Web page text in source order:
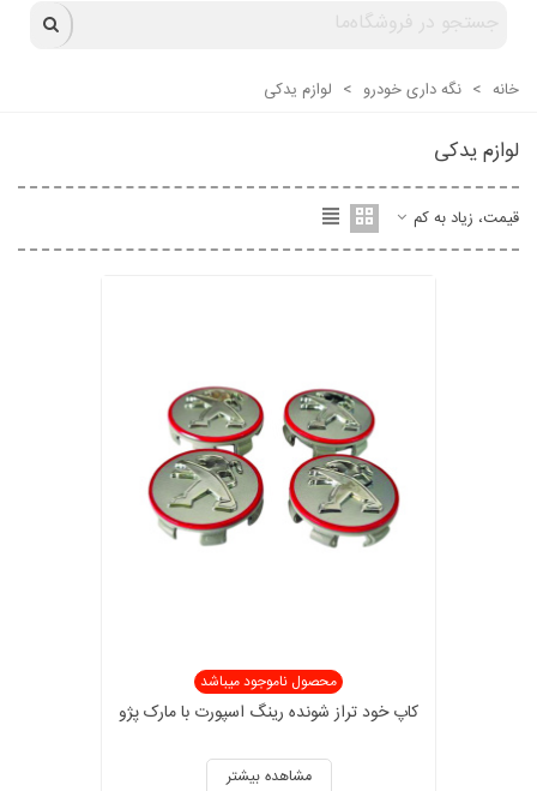
خانه > نگه داری خودرو > لوازم یدکی
لوازم یدکی
قیمت، زیاد به کم
محصول ناموجود میباشد
کاپ خود تراز شونده رینگ اسپورت با مارک پژو
مشاهده بیشتر